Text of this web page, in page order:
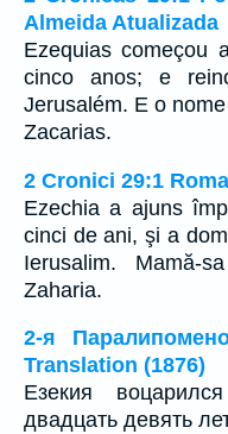
Almeida Atualizada
Ezequias começou
cinco anos; e
Jerusalém. E o
Zacarias.
2 Cronici 29:1
Ezechia a ajuns
cinci de ani, şi a
Ierusalim. Mamă-
Zaharia.
2-я
Translation (1876)
Езекия
двадцать девять